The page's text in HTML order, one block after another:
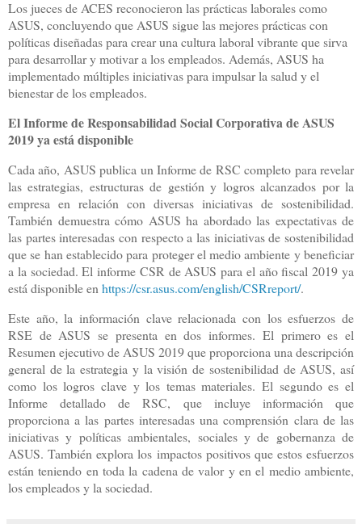
Los jueces de ACES reconocieron las prácticas laborales como
ASUS, concluyendo que ASUS sigue las mejores prácticas con
políticas diseñadas para crear una cultura laboral vibrante que sirva
para desarrollar y motivar a los empleados. Además, ASUS ha
implementado múltiples iniciativas para impulsar la salud y el
bienestar de los empleados.
El Informe de Responsabilidad Social Corporativa de ASUS
2019 ya está disponible
Cada año, ASUS publica un Informe de RSC completo para revelar
las estrategias, estructuras de gestión y logros alcanzados por la
empresa en relación con diversas iniciativas de sostenibilidad.
También demuestra cómo ASUS ha abordado las expectativas de
las partes interesadas con respecto a las iniciativas de sostenibilidad
que se han establecido para proteger el medio ambiente y beneficiar
a la sociedad. El informe CSR de ASUS para el año fiscal 2019 ya
está disponible en https://csr.asus.com/english/CSRreport/.
Este año, la información clave relacionada con los esfuerzos de
RSE de ASUS se presenta en dos informes. El primero es el
Resumen ejecutivo de ASUS 2019 que proporciona una descripción
general de la estrategia y la visión de sostenibilidad de ASUS, así
como los logros clave y los temas materiales. El segundo es el
Informe detallado de RSC, que incluye información que
proporciona a las partes interesadas una comprensión clara de las
iniciativas y políticas ambientales, sociales y de gobernanza de
ASUS. También explora los impactos positivos que estos esfuerzos
están teniendo en toda la cadena de valor y en el medio ambiente,
los empleados y la sociedad.